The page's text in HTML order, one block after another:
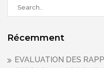
Récemment
EVALUATION DES